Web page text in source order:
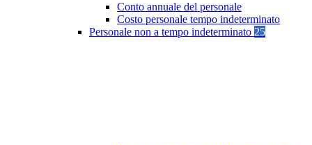
Conto annuale del personale
Costo personale tempo indeterminato
Personale non a tempo indeterminato 25